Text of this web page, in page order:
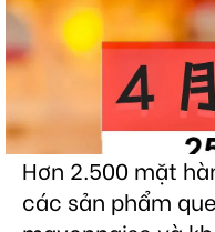
Hơn 2.500 mặt
các sản phẩm